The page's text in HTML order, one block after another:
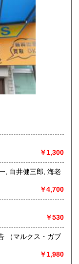
DVD、レコード、
のの買い取りがで
です。
、レコード、
のの買い取りがで
です。
￥1,300
￥4,700
￥530
￥1,980